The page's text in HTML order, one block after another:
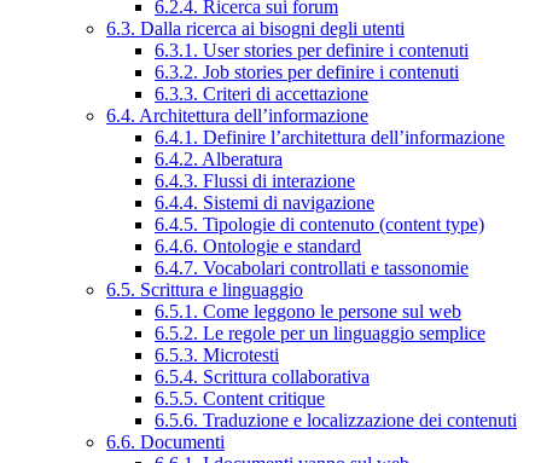
6.2.4. Ricerca sui forum
6.3. Dalla ricerca ai bisogni degli utenti
6.3.1. User stories per definire i contenuti
6.3.2. Job stories per definire i contenuti
6.3.3. Criteri di accettazione
6.4. Architettura dell’informazione
6.4.1. Definire l’architettura dell’informazione
6.4.2. Alberatura
6.4.3. Flussi di interazione
6.4.4. Sistemi di navigazione
6.4.5. Tipologie di contenuto (content type)
6.4.6. Ontologie e standard
6.4.7. Vocabolari controllati e tassonomie
6.5. Scrittura e linguaggio
6.5.1. Come leggono le persone sul web
6.5.2. Le regole per un linguaggio semplice
6.5.3. Microtesti
6.5.4. Scrittura collaborativa
6.5.5. Content critique
6.5.6. Traduzione e localizzazione dei contenuti
6.6. Documenti